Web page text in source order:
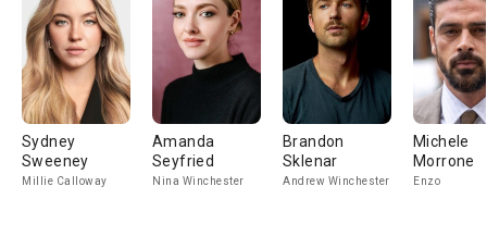
Sydney
Sweeney
Millie Calloway
Amanda
Seyfried
Nina Winchester
Brandon
Sklenar
Andrew Winchester
Michele
Morrone
Enzo